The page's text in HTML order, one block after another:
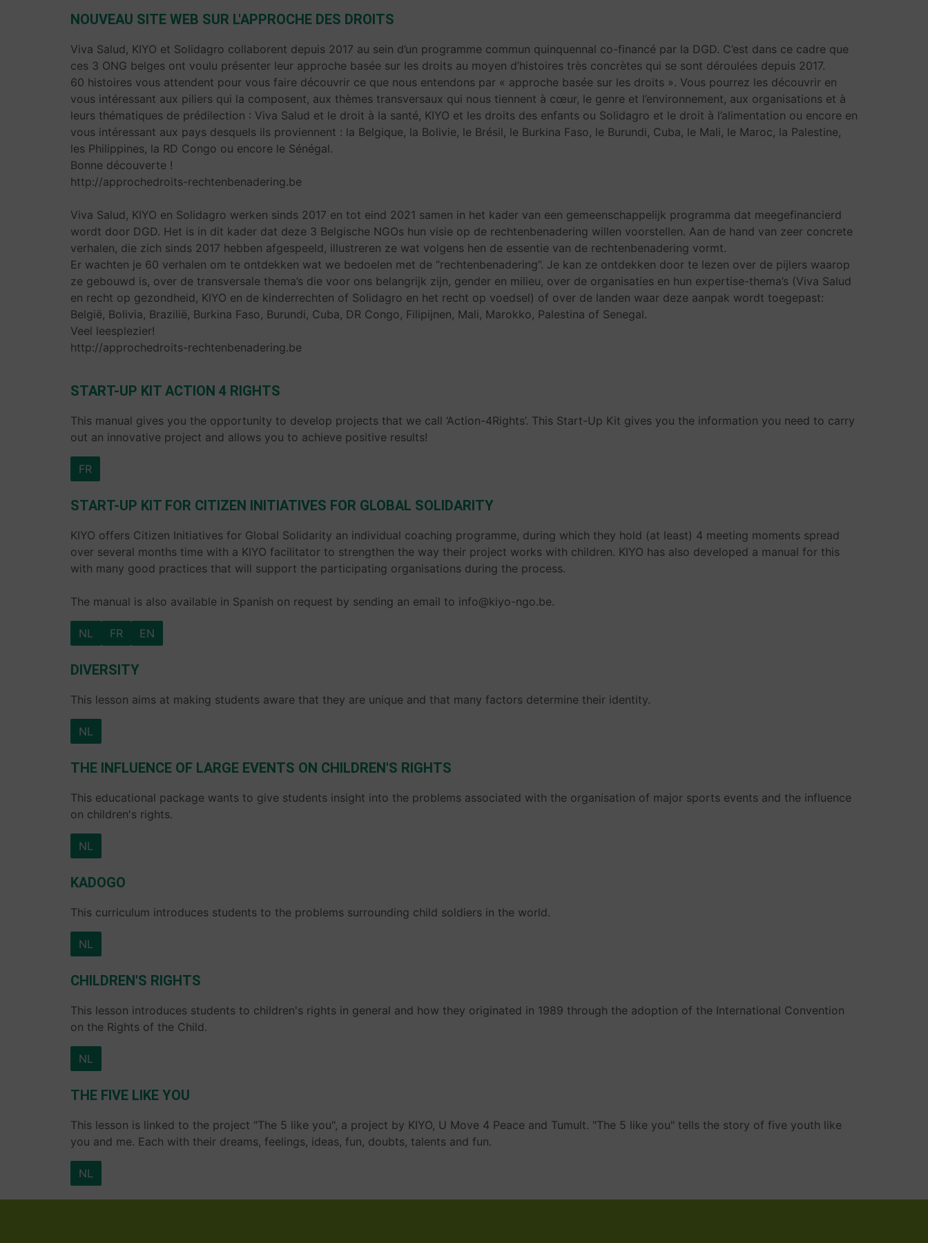
NOUVEAU SITE WEB SUR L'APPROCHE DES DROITS
Viva Salud, KIYO et Solidagro collaborent depuis 2017 au sein d’un programme commun quinquennal co-financé par la DGD. C’est dans ce cadre que
ces 3 ONG belges ont voulu présenter leur approche basée sur les droits au moyen d’histoires très concrètes qui se sont déroulées depuis 2017.
60 histoires vous attendent pour vous faire découvrir ce que nous entendons par « approche basée sur les droits ». Vous pourrez les découvrir en
vous intéressant aux piliers qui la composent, aux thèmes transversaux qui nous tiennent à cœur, le genre et l’environnement, aux organisations et à
leurs thématiques de prédilection : Viva Salud et le droit à la santé, KIYO et les droits des enfants ou Solidagro et le droit à l’alimentation ou encore en
vous intéressant aux pays desquels ils proviennent : la Belgique, la Bolivie, le Brésil, le Burkina Faso, le Burundi, Cuba, le Mali, le Maroc, la Palestine,
les Philippines, la RD Congo ou encore le Sénégal.
Bonne découverte !
http://approchedroits-rechtenbenadering.be
Viva Salud, KIYO en Solidagro werken sinds 2017 en tot eind 2021 samen in het kader van een gemeenschappelijk programma dat meegefinancierd
wordt door DGD. Het is in dit kader dat deze 3 Belgische NGOs hun visie op de rechtenbenadering willen voorstellen. Aan de hand van zeer concrete
verhalen, die zich sinds 2017 hebben afgespeeld, illustreren ze wat volgens hen de essentie van de rechtenbenadering vormt.
Er wachten je 60 verhalen om te ontdekken wat we bedoelen met de “rechtenbenadering”. Je kan ze ontdekken door te lezen over de pijlers waarop
ze gebouwd is, over de transversale thema’s die voor ons belangrijk zijn, gender en milieu, over de organisaties en hun expertise-thema’s (Viva Salud
en recht op gezondheid, KIYO en de kinderrechten of Solidagro en het recht op voedsel) of over de landen waar deze aanpak wordt toegepast:
België, Bolivia, Brazilië, Burkina Faso, Burundi, Cuba, DR Congo, Filipijnen, Mali, Marokko, Palestina of Senegal.
Veel leesplezier!
http://approchedroits-rechtenbenadering.be
START-UP KIT ACTION 4 RIGHTS
This manual gives you the opportunity to develop projects that we call ‘Action-4Rights’. This Start-Up Kit gives you the information you need to carry
out an innovative project and allows you to achieve positive results!
FR
START-UP KIT FOR CITIZEN INITIATIVES FOR GLOBAL SOLIDARITY
KIYO offers Citizen Initiatives for Global Solidarity an individual coaching programme, during which they hold (at least) 4 meeting moments spread
over several months time with a KIYO facilitator to strengthen the way their project works with children. KIYO has also developed a manual for this
with many good practices that will support the participating organisations during the process.
The manual is also available in Spanish on request by sending an email to info@kiyo-ngo.be.
NL FR EN
DIVERSITY
This lesson aims at making students aware that they are unique and that many factors determine their identity.
NL
THE INFLUENCE OF LARGE EVENTS ON CHILDREN'S RIGHTS
This educational package wants to give students insight into the problems associated with the organisation of major sports events and the influence
on children's rights.
NL
KADOGO
This curriculum introduces students to the problems surrounding child soldiers in the world.
NL
CHILDREN'S RIGHTS
This lesson introduces students to children's rights in general and how they originated in 1989 through the adoption of the International Convention
on the Rights of the Child.
NL
THE FIVE LIKE YOU
This lesson is linked to the project "The 5 like you", a project by KIYO, U Move 4 Peace and Tumult. "The 5 like you" tells the story of five youth like
you and me. Each with their dreams, feelings, ideas, fun, doubts, talents and fun.
NL